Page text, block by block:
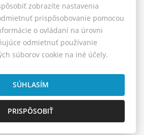
podmienky sprostredkovania
poriadok
Cenník služieb
zobrazíte nastavenia
prispôsobovanie pomocou
o ovládaní na úrovni
odmietnuť používanie
súborov cookie na iné účely.
SÚHLASÍM
PRISPÔSOBIŤ